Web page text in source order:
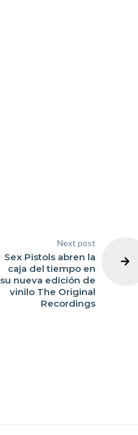
Next post
Sex Pistols abren la
caja del tiempo en
su nueva edición de
vinilo The Original
Recordings